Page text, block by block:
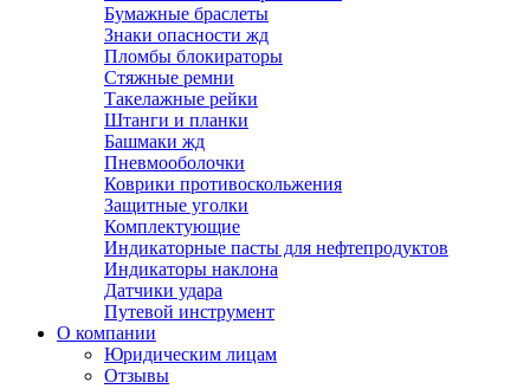
Бумажные браслеты
Знаки опасности жд
Пломбы блокираторы
Стяжные ремни
Такелажные рейки
Штанги и планки
Башмаки жд
Пневмооболочки
Коврики противоскольжения
Защитные уголки
Комплектующие
Индикаторные пасты для нефтепродуктов
Индикаторы наклона
Датчики удара
Путевой инструмент
О компании
Юридическим лицам
Отзывы